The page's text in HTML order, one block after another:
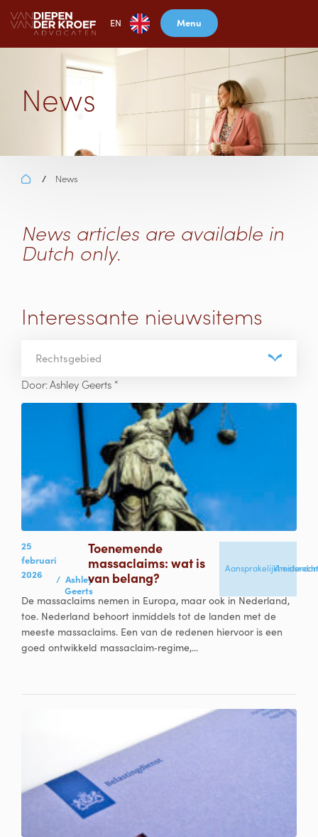
EN Menu
News
/ News
News articles are available in
Dutch only.
Interessante nieuwsitems
Rechtsgebied
Door:Ashley Geerts ×
25
februari
2026
/ Ashley
Geerts
Toenemende
massaclaims: wat is
van belang?
Aansprakelijkheidsrecht
De massaclaims nemen in Europa, maar ook in Nederland,
toe. Nederland behoort inmiddels tot de landen met de
meeste massaclaims. Een van de redenen hiervoor is een
goed ontwikkeld massaclaim‑regime,...